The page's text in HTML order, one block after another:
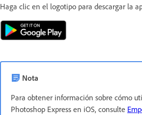
Haga clic en el logotipo para descargar la
Nota
Para obtener información sobre cómo
Photoshop Express en iOS, consulte